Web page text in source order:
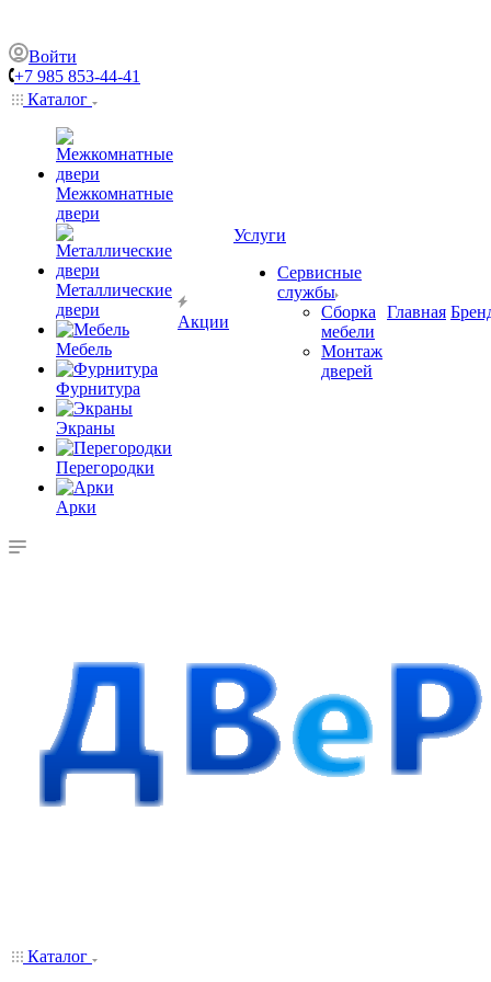
Войти
+7 985 853-44-41
Каталог
Межкомнатные
двери
Металлические
двери
Мебель
Фурнитура
Экраны
Перегородки
Арки
Акции
Услуги
Сервисные
службы
Сборка
мебели
Монтаж
дверей
Главная
Каталог